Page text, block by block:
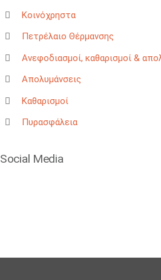
Κοινόχρηστα
Πετρέλαιο Θέρμανσης
Ανεφοδιασμοί, καθαρισμοί &
Απολυμάνσεις
Καθαρισμοί
Πυρασφάλεια
Social Media